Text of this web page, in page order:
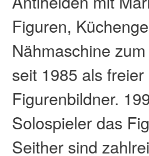
Figuren,
Nähmaschine
seit 1985 als
Figurenbildner.
Solospieler das
Seither sind